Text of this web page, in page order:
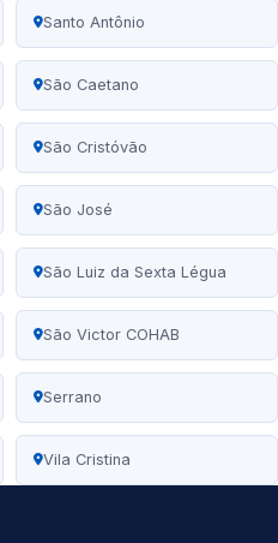
Santo Antônio
São Caetano
São Cristóvão
São José
São Luiz da Sexta Légua
São Victor COHAB
Serrano
Vila Cristina